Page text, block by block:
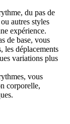
du pas de
autres styles
expérience.
de base, vous
les déplacements
variations plus
vous
corporelle,